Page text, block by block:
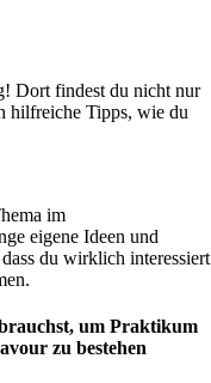
Dort findest du nicht nur
hilfreiche Tipps, wie du
im
eigene Ideen und
du wirklich interessiert
um Praktikum
zu bestehen